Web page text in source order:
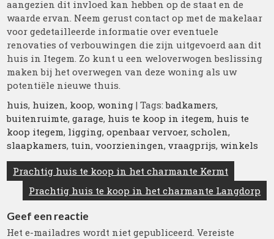
aangezien dit invloed kan hebben op de staat en de
waarde ervan. Neem gerust contact op met de makelaar
voor gedetailleerde informatie over eventuele
renovaties of verbouwingen die zijn uitgevoerd aan dit
huis in Itegem. Zo kunt u een weloverwogen beslissing
maken bij het overwegen van deze woning als uw
potentiële nieuwe thuis.
huis, huizen, koop,woning | Tags:badkamers,
buitenruimte,garage, huis te koop in itegem, huis te
koop itegem, ligging,openbaar vervoer,scholen,
slaapkamers, tuin,voorzieningen,vraagprijs,winkels
Berichtnavigatie
Prachtig huis te koop in het charmante Kermt
Prachtig huis te koop in het charmante Langdorp
Geef een reactie
Het e-mailadres wordt niet gepubliceerd. Vereiste